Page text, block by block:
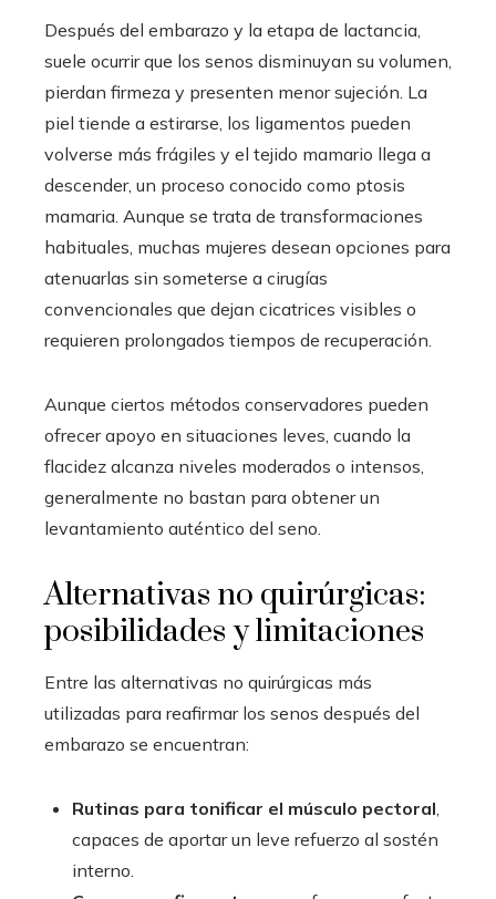
Después del embarazo y la etapa de lactancia,
suele ocurrir que los senos disminuyan su volumen,
pierdan firmeza y presenten menor sujeción. La
piel tiende a estirarse, los ligamentos pueden
volverse más frágiles y el tejido mamario llega a
descender, un proceso conocido como ptosis
mamaria. Aunque se trata de transformaciones
habituales, muchas mujeres desean opciones para
atenuarlas sin someterse a cirugías
convencionales que dejan cicatrices visibles o
requieren prolongados tiempos de recuperación.
Aunque ciertos métodos conservadores pueden
ofrecer apoyo en situaciones leves, cuando la
flacidez alcanza niveles moderados o intensos,
generalmente no bastan para obtener un
levantamiento auténtico del seno.
Alternativas no quirúrgicas:
posibilidades y limitaciones
Entre las alternativas no quirúrgicas más
utilizadas para reafirmar los senos después del
embarazo se encuentran:
Rutinas para tonificar el músculo pectoral
capaces de aportar un leve refuerzo al sostén
interno.